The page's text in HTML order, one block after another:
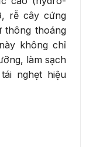
rễ cây cứng
thông thoáng
không chỉ
làm sạch
nghẹt hiệu